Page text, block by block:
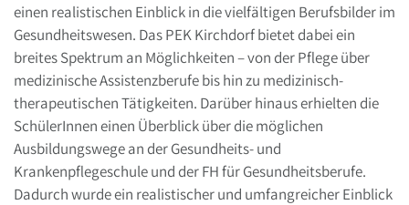
einen realistischen Einblick in die vielfältigen Berufsbilder im
Gesundheitswesen. Das PEK Kirchdorf bietet dabei ein
breites Spektrum an Möglichkeiten – von der Pflege über
medizinische Assistenzberufe bis hin zu medizinisch-
therapeutischen Tätigkeiten. Darüber hinaus erhielten die
SchülerInnen einen Überblick über die möglichen
Ausbildungswege an der Gesundheits- und
Krankenpflegeschule und der FH für Gesundheitsberufe.
Dadurch wurde ein realistischer und umfangreicher Einblick